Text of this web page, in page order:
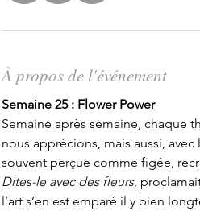
À propos de l'événement
Semaine 25 : Flower Power
Semaine après semaine, chaque
nous apprécions, mais aussi,
souvent perçue comme figée,
Dites-le avec des fleurs,
l’art s’en est emparé il y bien